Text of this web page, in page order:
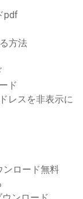
pdf
方法
ド
レスを非表示に
ンロード無料